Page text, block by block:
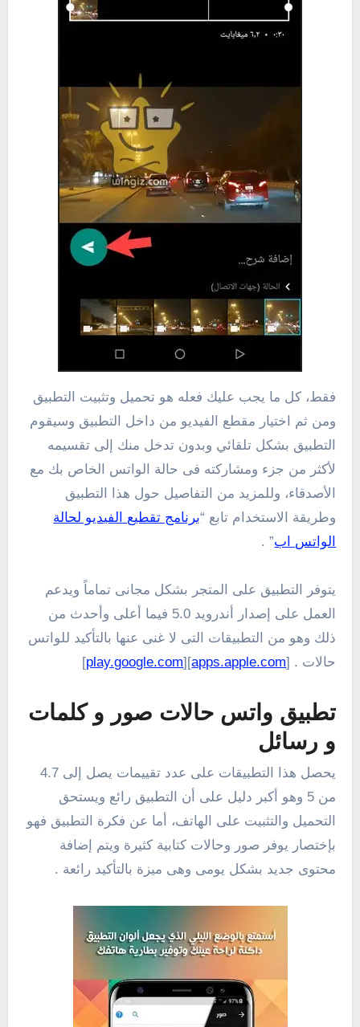
فقط، كل ما يجب عليك فعله هو تحميل وتثبيت التطبيق
ومن ثم اختيار مقطع الفيديو من داخل التطبيق وسيقوم
التطبيق بشكل تلقائي وبدون تدخل منك إلى تقسيمه
لأكثر من جزء ومشاركته فى حالة الواتس الخاص بك مع
الأصدقاء، وللمزيد من التفاصيل حول هذا التطبيق
وطريقة الاستخدام تابع “برنامج تقطيع الفيديو لحالة
الواتس اب” .
يتوفر التطبيق على المتجر بشكل مجانى تماماً ويدعم
العمل على إصدار أندرويد 5.0 فيما أعلى وأحدث من
ذلك وهو من التطبيقات التى لا غنى عنها بالتأكيد للواتس
حالات . [apps.apple.com
][
play.google.com
]
تطبيق واتس حالات صور و كلمات
و رسائل
يحصل هذا التطبيقات على عدد تقييمات يصل إلى 4.7
من 5 وهو أكبر دليل على أن التطبيق رائع ويستحق
التحميل والتثبيت على الهاتف، أما عن فكرة التطبيق فهو
بإختصار يوفر صور وحالات كتابية كثيرة ويتم إضافة
محتوى جديد بشكل يومى وهى ميزة بالتأكيد رائعة .